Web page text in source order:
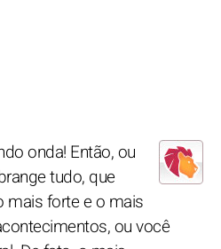
onda! Então, ou
tudo, que
mais forte e o mais
ou você